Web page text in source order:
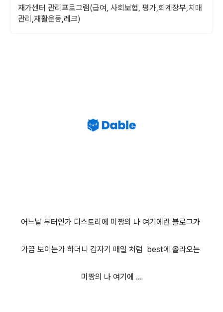
재가센터 관리프로그램(급여, 사회보험, 평가,회계장부,치매
관리,재활운동,레크)
어느날 부터인가 디스토리에 미짱의 나 여기에란 블로그가
가끔 보이는가 하더니 갑자기 매일 처럼 best에 올라오는
미짱의 나 여기에 ...